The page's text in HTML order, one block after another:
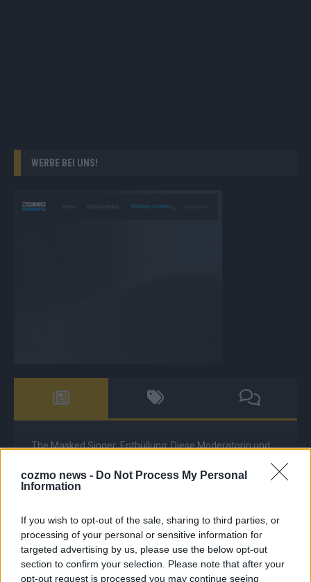
cozmo news - Do Not Process My Personal
Information
If you wish to opt-out of the sale, sharing to third parties, or
processing of your personal or sensitive information for
targeted advertising by us, please use the below opt-out
section to confirm your selection. Please note that after your
opt-out request is processed you may continue seeing
WERBE BEI UNS!
The Masked Singer: Enthüllung: Diese Moderatorin und
The Masked Singer: Enthüllung: Ein deutscher Sänger
The Masked Singer: Lieblingssong: Muuhnika kehrt mit
Lady Gagas „Abracadabra“ zurück
The Masked Singer: Lieblingssong: Rave-Ioli berührt
erneut mit „You Are Not Alone“